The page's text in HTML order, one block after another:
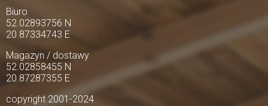
Biuro
52.02893756 N
20.87334743 E
Magazyn / dostawy
52.02858455 N
20.87287355 E
copyright 2001-2024